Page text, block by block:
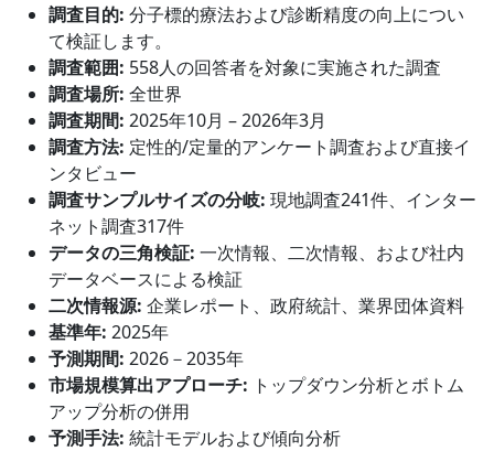
調査目的: 分子標的療法および診断精度の向上につい
て検証します。
調査範囲: 558人の回答者を対象に実施された調査
調査場所: 全世界
調査期間: 2025年10月 – 2026年3月
調査方法: 定性的/定量的アンケート調査および直接イ
ンタビュー
調査サンプルサイズの分岐: 現地調査241件、インター
ネット調査317件
データの三角検証: 一次情報、二次情報、および社内
データベースによる検証
二次情報源: 企業レポート、政府統計、業界団体資料
基準年: 2025年
予測期間: 2026－2035年
市場規模算出アプローチ: トップダウン分析とボトム
アップ分析の併用
予測手法: 統計モデルおよび傾向分析